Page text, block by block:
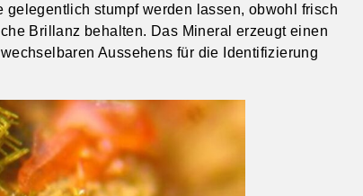
stumpf werden lassen, obwohl frisch
Brillanz behalten. Das Mineral erzeugt einen
Aussehens für die Identifizierung